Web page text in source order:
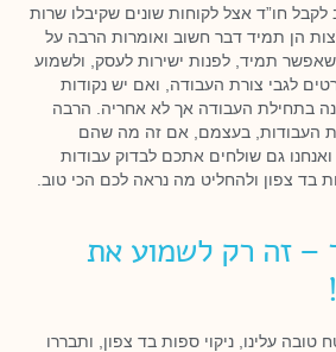
חו”ד אצל לקוחות שונים שקיבלו שרות
הן תמיד דבר חשוב ואומרות הרבה על
תמיד, לפנות ישירות לעסק, ולשמוע
לגבי צורת העבודה, ואם יש נקודות
בתחילת העבודה אך לא אחריה. הרבה
העבודות, בעצמם, אם זה מה שהם
גם שולחים אתכם לבדוק עבודות
בד צפון ולהחליט מה נראה לכם הכי טוב.
– זה רק לשמוע את
עלינו, ניקוי ספות בד צפון, ותבררו